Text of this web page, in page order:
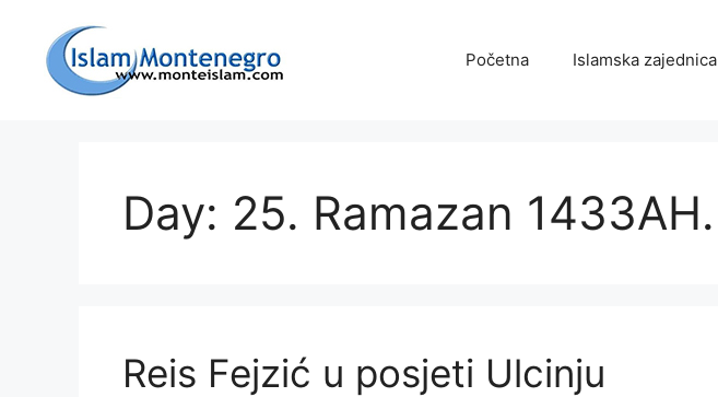
sadržaj
Početna Islamska zajednica
Day: 25. Ramazan 1433AH.
Reis Fejzić u posjeti Ulcinju